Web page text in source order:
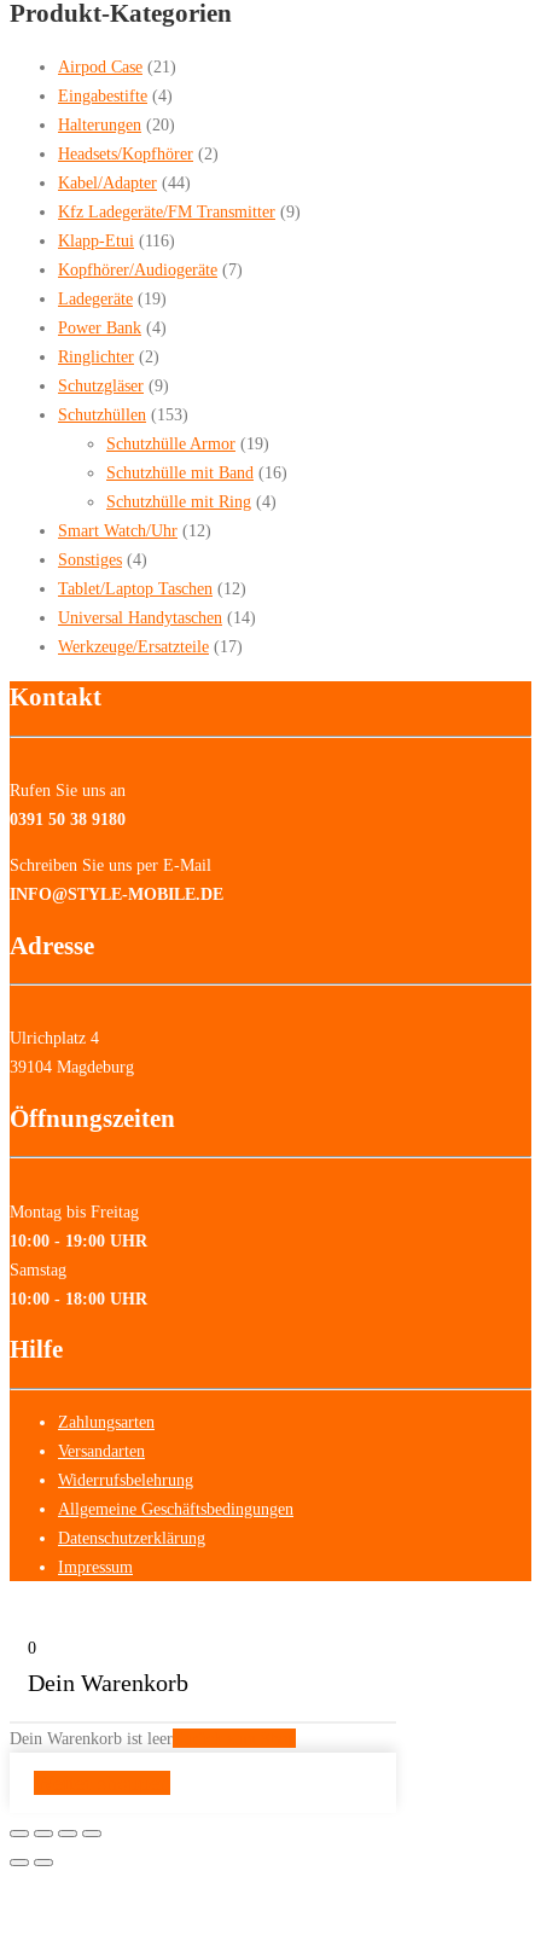
Produkt-Kategorien
Airpod Case (21)
Eingabestifte (4)
Halterungen (20)
Headsets/Kopfhörer (2)
Kabel/Adapter (44)
Kfz Ladegeräte/FM Transmitter (9)
Klapp-Etui (116)
Kopfhörer/Audiogeräte (7)
Ladegeräte (19)
Power Bank (4)
Ringlichter (2)
Schutzgläser (9)
Schutzhüllen (153)
Schutzhülle Armor (19)
Schutzhülle mit Band (16)
Schutzhülle mit Ring (4)
Smart Watch/Uhr (12)
Sonstiges (4)
Tablet/Laptop Taschen (12)
Universal Handytaschen (14)
Werkzeuge/Ersatzteile (17)
Kontakt
Rufen Sie uns an
0391 50 38 9180
Schreiben Sie uns per E-Mail
INFO@STYLE-MOBILE.DE
Adresse
Ulrichplatz 4
39104 Magdeburg
Öffnungszeiten
Montag bis Freitag
10:00 - 19:00 UHR
Samstag
10:00 - 18:00 UHR
Hilfe
Zahlungsarten
Versandarten
Widerrufsbelehrung
Allgemeine Geschäftsbedingungen
Datenschutzerklärung
Impressum
0
Dein Warenkorb
Dein Warenkorb ist leer